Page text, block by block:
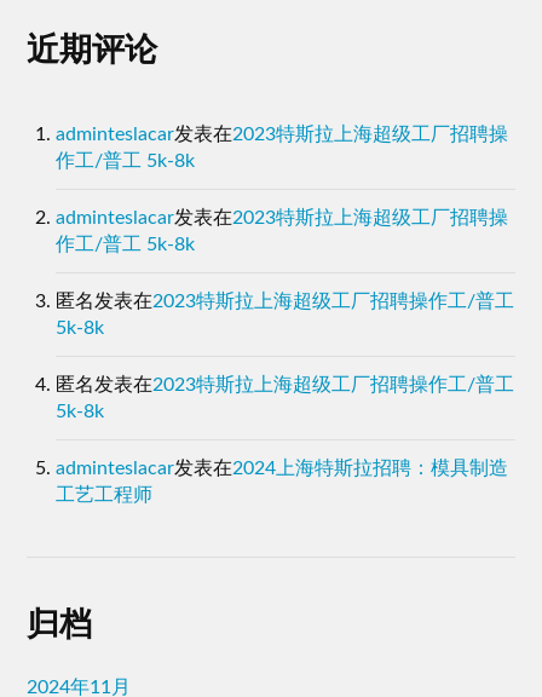
近期评论
adminteslacar发表在2023特斯拉上海超级工厂招聘操
作工/普工 5k-8k
adminteslacar发表在2023特斯拉上海超级工厂招聘操
作工/普工 5k-8k
匿名发表在2023特斯拉上海超级工厂招聘操作工/普工
5k-8k
匿名发表在2023特斯拉上海超级工厂招聘操作工/普工
5k-8k
adminteslacar发表在2024上海特斯拉招聘：模具制造
工艺工程师
归档
2024年11月